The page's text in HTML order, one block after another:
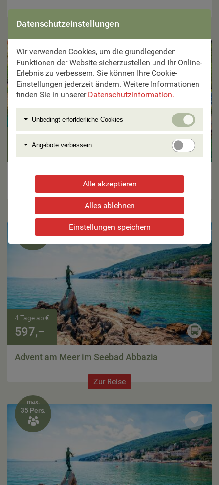
9 Tage ab €
1.595,–
Abbazia – Hotel Miramar
Zur Reise
max.

4 Tage ab €
597,–
Advent am Meer im Seebad Abbazia
Zur Reise
max.
35 Pers.

Datenschutzeinstellungen
Wir verwenden Cookies, um die grundlegenden
Funktionen der Website sicherzustellen und Ihr Online-
Erlebnis zu verbessern. Sie können Ihre Cookie-
Einstellungen jederzeit ändern. Weitere Informationen
finden Sie in unserer Datenschutzinformation.
Unbedingt erforlderliche Cookies
Cookies
Angebote verbessern
Alle akzeptieren
Alles ablehnen
Einstellungen speichern